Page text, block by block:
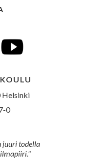
Helsinki
0
juuri todella